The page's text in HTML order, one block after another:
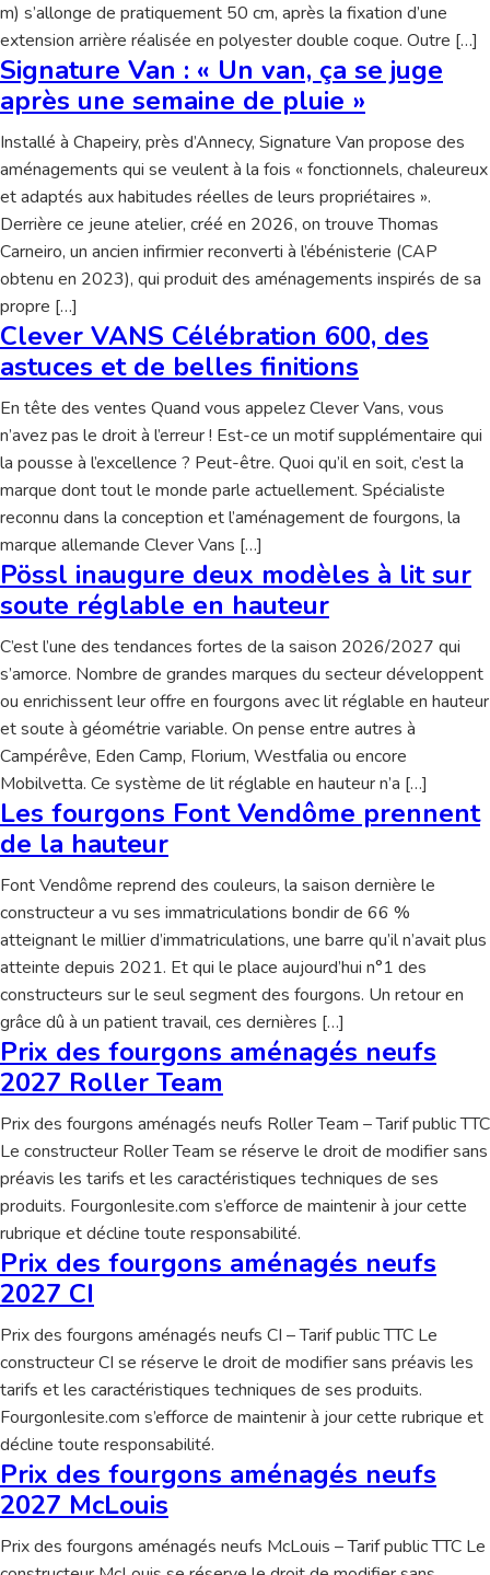
m) s’allonge de pratiquement 50 cm, après la fixation d’une
extension arrière réalisée en polyester double coque. Outre […]
Signature Van : « Un van, ça se juge
après une semaine de pluie »
Installé à Chapeiry, près d’Annecy, Signature Van propose des
aménagements qui se veulent à la fois « fonctionnels, chaleureux
et adaptés aux habitudes réelles de leurs propriétaires ».
Derrière ce jeune atelier, créé en 2026, on trouve Thomas
Carneiro, un ancien infirmier reconverti à l’ébénisterie (CAP
obtenu en 2023), qui produit des aménagements inspirés de sa
propre […]
Clever VANS Célébration 600, des
astuces et de belles finitions
En tête des ventes Quand vous appelez Clever Vans, vous
n’avez pas le droit à l’erreur ! Est-ce un motif supplémentaire qui
la pousse à l’excellence ? Peut-être. Quoi qu’il en soit, c’est la
marque dont tout le monde parle actuellement. Spécialiste
reconnu dans la conception et l’aménagement de fourgons, la
marque allemande Clever Vans […]
Pössl inaugure deux modèles à lit sur
soute réglable en hauteur
C’est l’une des tendances fortes de la saison 2026/2027 qui
s’amorce. Nombre de grandes marques du secteur développent
ou enrichissent leur offre en fourgons avec lit réglable en hauteur
et soute à géométrie variable. On pense entre autres à
Campérêve, Eden Camp, Florium, Westfalia ou encore
Mobilvetta. Ce système de lit réglable en hauteur n’a […]
Les fourgons Font Vendôme prennent
de la hauteur
Font Vendôme reprend des couleurs, la saison dernière le
constructeur a vu ses immatriculations bondir de 66 %
atteignant le millier d’immatriculations, une barre qu’il n’avait plus
atteinte depuis 2021. Et qui le place aujourd’hui n°1 des
constructeurs sur le seul segment des fourgons. Un retour en
grâce dû à un patient travail, ces dernières […]
Prix des fourgons aménagés neufs
2027 Roller Team
Prix des fourgons aménagés neufs Roller Team – Tarif public TTC
Le constructeur Roller Team se réserve le droit de modifier sans
préavis les tarifs et les caractéristiques techniques de ses
produits. Fourgonlesite.com s’efforce de maintenir à jour cette
rubrique et décline toute responsabilité.
Prix des fourgons aménagés neufs
2027 CI
Prix des fourgons aménagés neufs CI – Tarif public TTC Le
constructeur CI se réserve le droit de modifier sans préavis les
tarifs et les caractéristiques techniques de ses produits.
Fourgonlesite.com s’efforce de maintenir à jour cette rubrique et
décline toute responsabilité.
Prix des fourgons aménagés neufs
2027 McLouis
Prix des fourgons aménagés neufs McLouis – Tarif public TTC Le